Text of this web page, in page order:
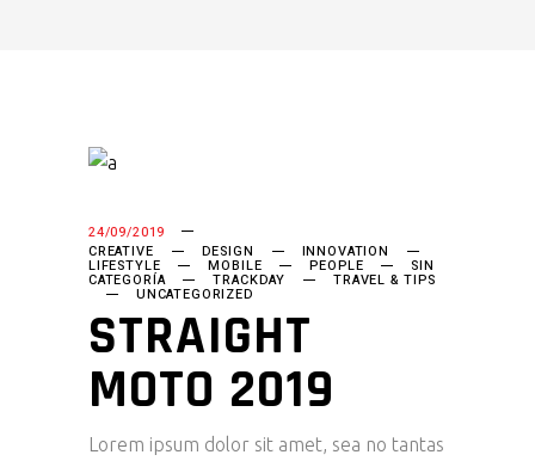
24/09/2019
CREATIVE
DESIGN INNOVATION
LIFESTYLE MOBILE PEOPLE SIN
CATEGORÍA TRACKDAY TRAVEL & TIPS
UNCATEGORIZED
STRAIGHT
MOTO 2019
Lorem ipsum dolor sit amet, sea no tantas